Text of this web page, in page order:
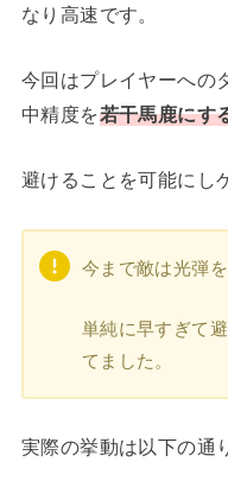
なり高速です。
今回はプレイヤーへの
中精度を若干馬鹿にす
避けることを可能にし
今まで敵は光弾
単純に早すぎて
てました。
実際の挙動は以下の通